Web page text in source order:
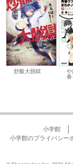
炒飯大脱獄
や
春
小学館
小学館のプライバシー